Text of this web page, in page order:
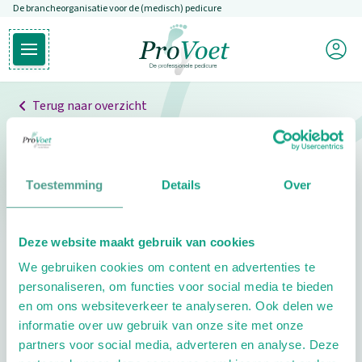
Toestemming Details Over
Deze website maakt gebruik van cookies
We gebruiken cookies om content en advertenties te
personaliseren, om functies voor social media te bieden
en om ons websiteverkeer te analyseren. Ook delen we
informatie over uw gebruik van onze site met onze
partners voor social media, adverteren en analyse. Deze
Overslaan en naar de inhoud gaan
De brancheorganisatie voor de (medisch) pedicure
Open hoofdmenu
Ga naar de homepagina
Mijn
Terug naar overzicht
Professionals
Pedicure niet gevonden
pedicure.